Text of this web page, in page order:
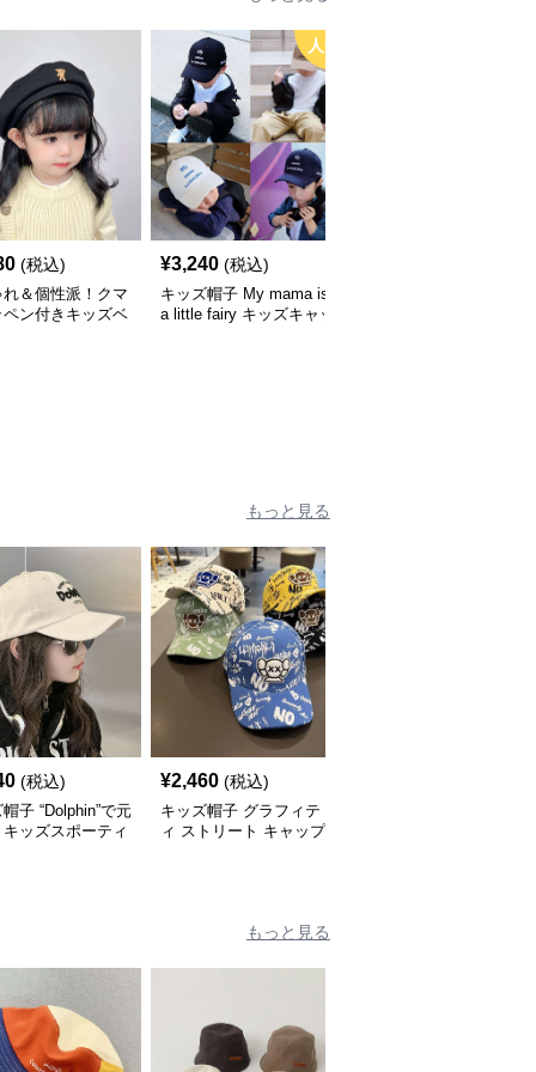
(税込)
れ＆個性派！クマ
ペン付きキッズベ
人気
¥3,240 (税込)
キッズ帽子 My mama is
a little fairy キッズキャッ
もっと見る
(税込)
子 “Dolphin”で元
ッズスポーティ
¥2,460 (税込)
キッズ帽子 グラフィテ
ィ ストリート キャップ
もっと見る